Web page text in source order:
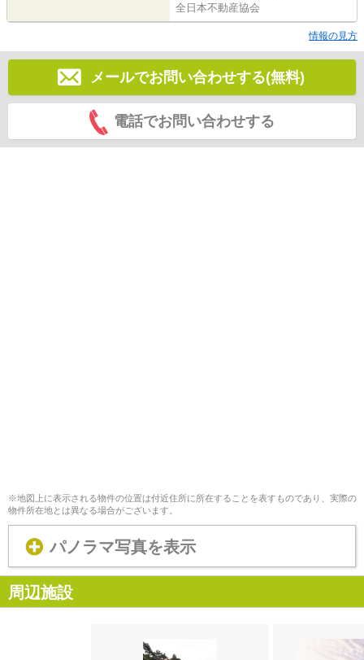
全日本不動産協会
情報の見方
メールでお問い合わせする(無料)
電話でお問い合わせする
※地図上に表示される物件の位置は付近住所に所在することを表すものであり、実際の
物件所在地とは異なる場合がございます。
パノラマ写真を表示
周辺施設